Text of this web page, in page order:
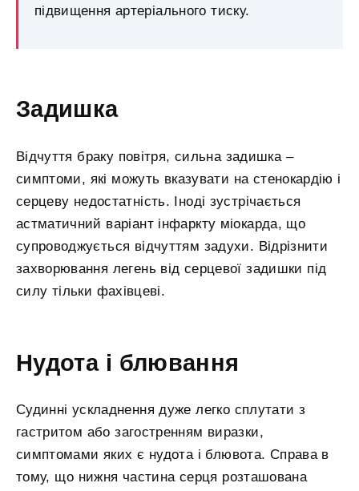
підвищення артеріального тиску.
Задишка
Відчуття браку повітря, сильна задишка –
симптоми, які можуть вказувати на стенокардію і
серцеву недостатність. Іноді зустрічається
астматичний варіант інфаркту міокарда, що
супроводжується відчуттям задухи. Відрізнити
захворювання легень від серцевої задишки під
силу тільки фахівцеві.
Нудота і блювання
Судинні ускладнення дуже легко сплутати з
гастритом або загостренням виразки,
симптомами яких є нудота і блювота. Справа в
тому, що нижня частина серця розташована